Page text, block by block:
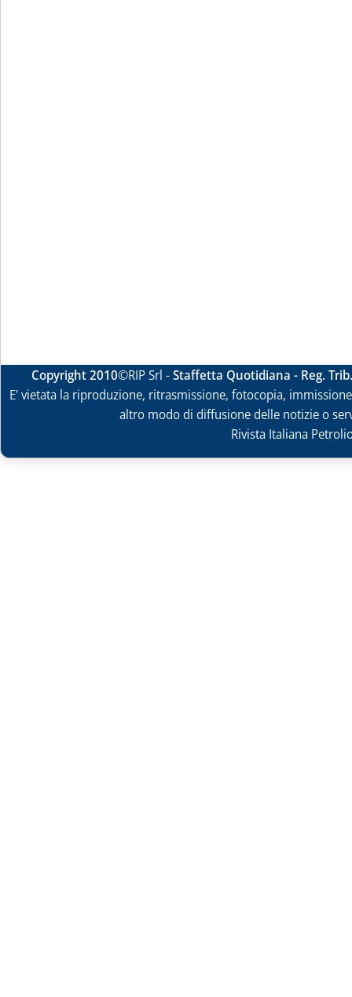
Copyright 2010©RIP Srl -Staffetta Quotidiana - Reg.
E' vietata la riproduzione, ritrasmissione, fotocopia,
altro modo di diffusione delle notizie o
Rivista Italiana